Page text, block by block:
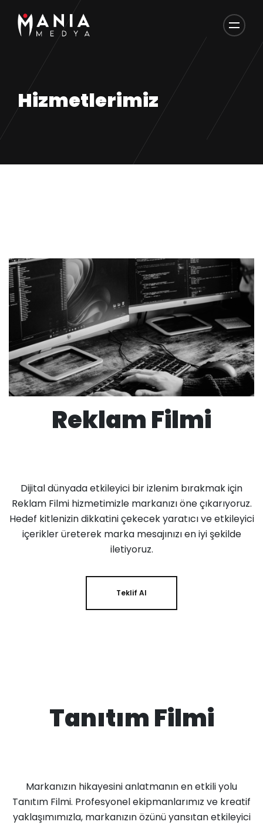
Hizmetlerimiz
Reklam Filmi
Dijital dünyada etkileyici bir izlenim bırakmak için
Reklam Filmi hizmetimizle markanızı öne çıkarıyoruz.
Hedef kitlenizin dikkatini çekecek yaratıcı ve etkileyici
içerikler üreterek marka mesajınızı en iyi şekilde
iletiyoruz.
Teklif Al
Tanıtım Filmi
Markanızın hikayesini anlatmanın en etkili yolu
Tanıtım Filmi. Profesyonel ekipmanlarımız ve kreatif
yaklaşımımızla, markanızın özünü yansıtan etkileyici